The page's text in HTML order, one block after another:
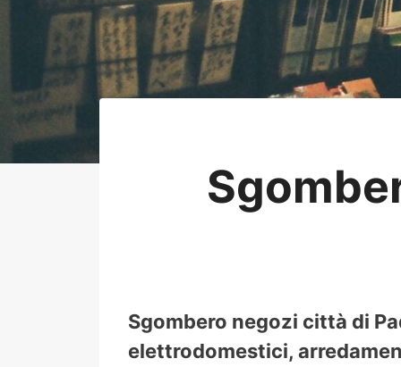
Sgombero negozi città di
elettrodomestici,